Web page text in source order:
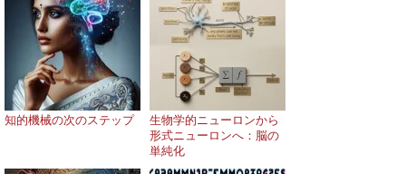
知的機械の次のステップ
生物学的ニューロンから
形式ニューロンへ：脳の
単純化